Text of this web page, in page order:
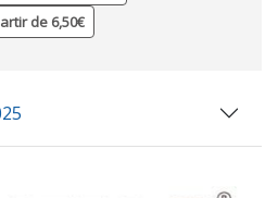
de 6,50€